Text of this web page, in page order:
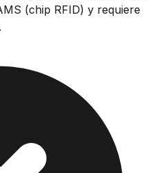
(chip RFID) y requiere